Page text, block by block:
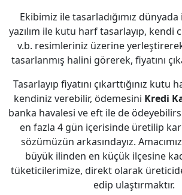
Ekibimiz ile tasarladığımız
yazılım ile kutu harf tasarlayıp, kendi
v.b. resimleriniz üzerine
tasarlanmış halini görerek, fiyatını
Tasarlayıp fiyatını çıkarttığınız
kendiniz verebilir, ödemesini Kredi
banka havalesi ve eft ile de
en fazla 4 gün içerisinde üretilip
sözümüzün arkasındayız.
büyük ilinden en küçük ilçesine
tüketicilerimize, direkt olarak
edip ulaştırmaktır.